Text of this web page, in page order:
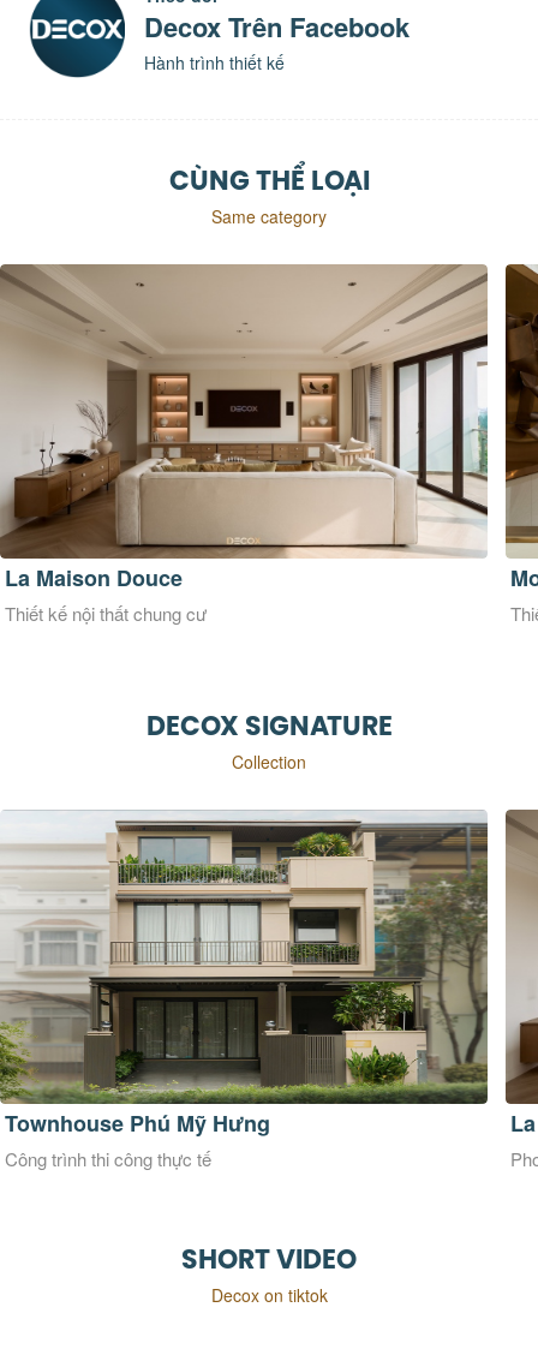
Decox Trên Facebook
Hành trình thiết kế
CÙNG THỂ LOẠI
Same category
Monrei Saigon
Thiết kế nội thất chung cư
DECOX SIGNATURE
Collection
La Maison Douce
Phong cách thiết kế Đương đại
SHORT VIDEO
Decox on tiktok